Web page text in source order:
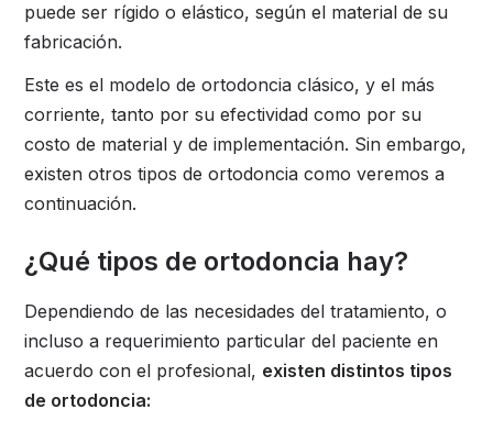
puede ser rígido o elástico, según el material de su
fabricación.
Este es el modelo de ortodoncia clásico, y el más
corriente, tanto por su efectividad como por su
costo de material y de implementación. Sin embargo,
existen otros tipos de ortodoncia como veremos a
continuación.
¿Qué tipos de ortodoncia hay?
Dependiendo de las necesidades del tratamiento, o
incluso a requerimiento particular del paciente en
acuerdo con el profesional, existen distintos tipos
de ortodoncia: